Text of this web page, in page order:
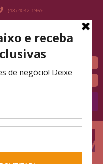
(48) 4042-1969